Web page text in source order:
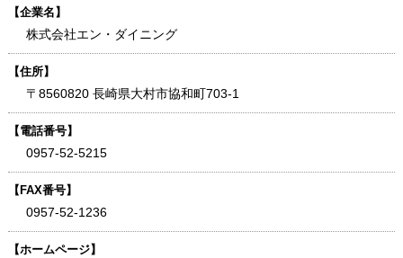
【企業名】
株式会社エン・ダイニング
【住所】
〒8560820 長崎県大村市協和町703-1
【電話番号】
0957-52-5215
【FAX番号】
0957-52-1236
【ホームページ】